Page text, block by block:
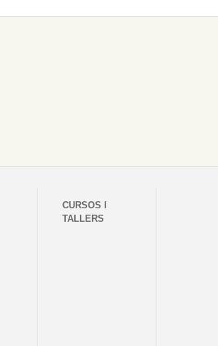
CURSOS I
TALLERS